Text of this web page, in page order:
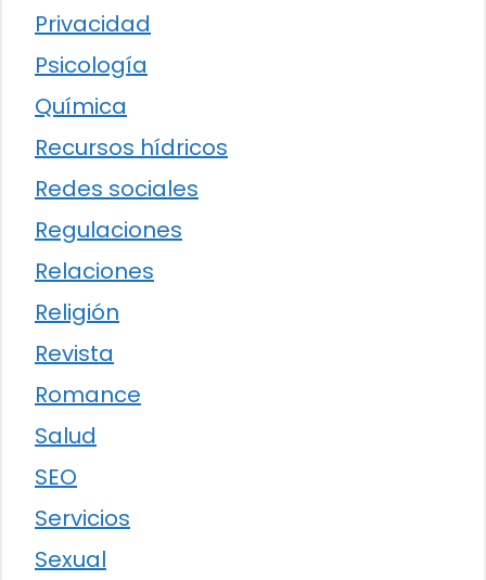
Privacidad
Psicología
Química
Recursos hídricos
Redes sociales
Regulaciones
Relaciones
Religión
Revista
Romance
Salud
SEO
Servicios
Sexual